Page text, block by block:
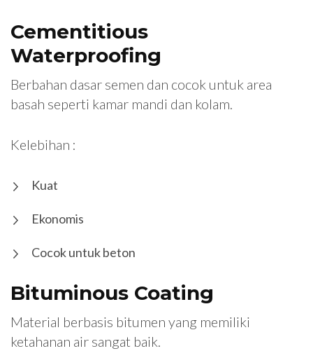
Cementitious
Waterproofing
Berbahan dasar semen dan cocok untuk area
basah seperti kamar mandi dan kolam.
Kelebihan :
Kuat
Ekonomis
Cocok untuk beton
Bituminous Coating
Material berbasis bitumen yang memiliki
ketahanan air sangat baik.